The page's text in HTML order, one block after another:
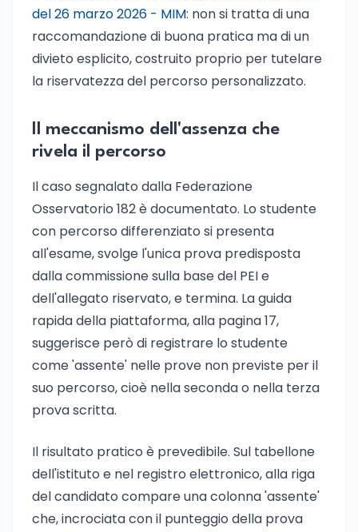
del 26 marzo 2026 - MIM: non si tratta di una
raccomandazione di buona pratica ma di un
divieto esplicito, costruito proprio per tutelare
la riservatezza del percorso personalizzato.
Il meccanismo dell'assenza che
rivela il percorso
Il caso segnalato dalla Federazione
Osservatorio 182 è documentato. Lo studente
con percorso differenziato si presenta
all'esame, svolge l'unica prova predisposta
dalla commissione sulla base del PEI e
dell'allegato riservato, e termina. La guida
rapida della piattaforma, alla pagina 17,
suggerisce però di registrare lo studente
come 'assente' nelle prove non previste per il
suo percorso, cioè nella seconda o nella terza
prova scritta.
Il risultato pratico è prevedibile. Sul tabellone
dell'istituto e nel registro elettronico, alla riga
del candidato compare una colonna 'assente'
che, incrociata con il punteggio della prova